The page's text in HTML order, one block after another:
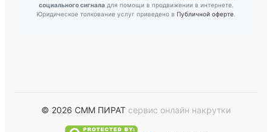
социального сигналадля помощи в продвижении в интернете.
Юридическое толкование услуг приведено в Публичной оферте
© 2026 СММ ПИРАТ сервис онлайн накрутки